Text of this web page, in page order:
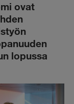
ovat
lopussa